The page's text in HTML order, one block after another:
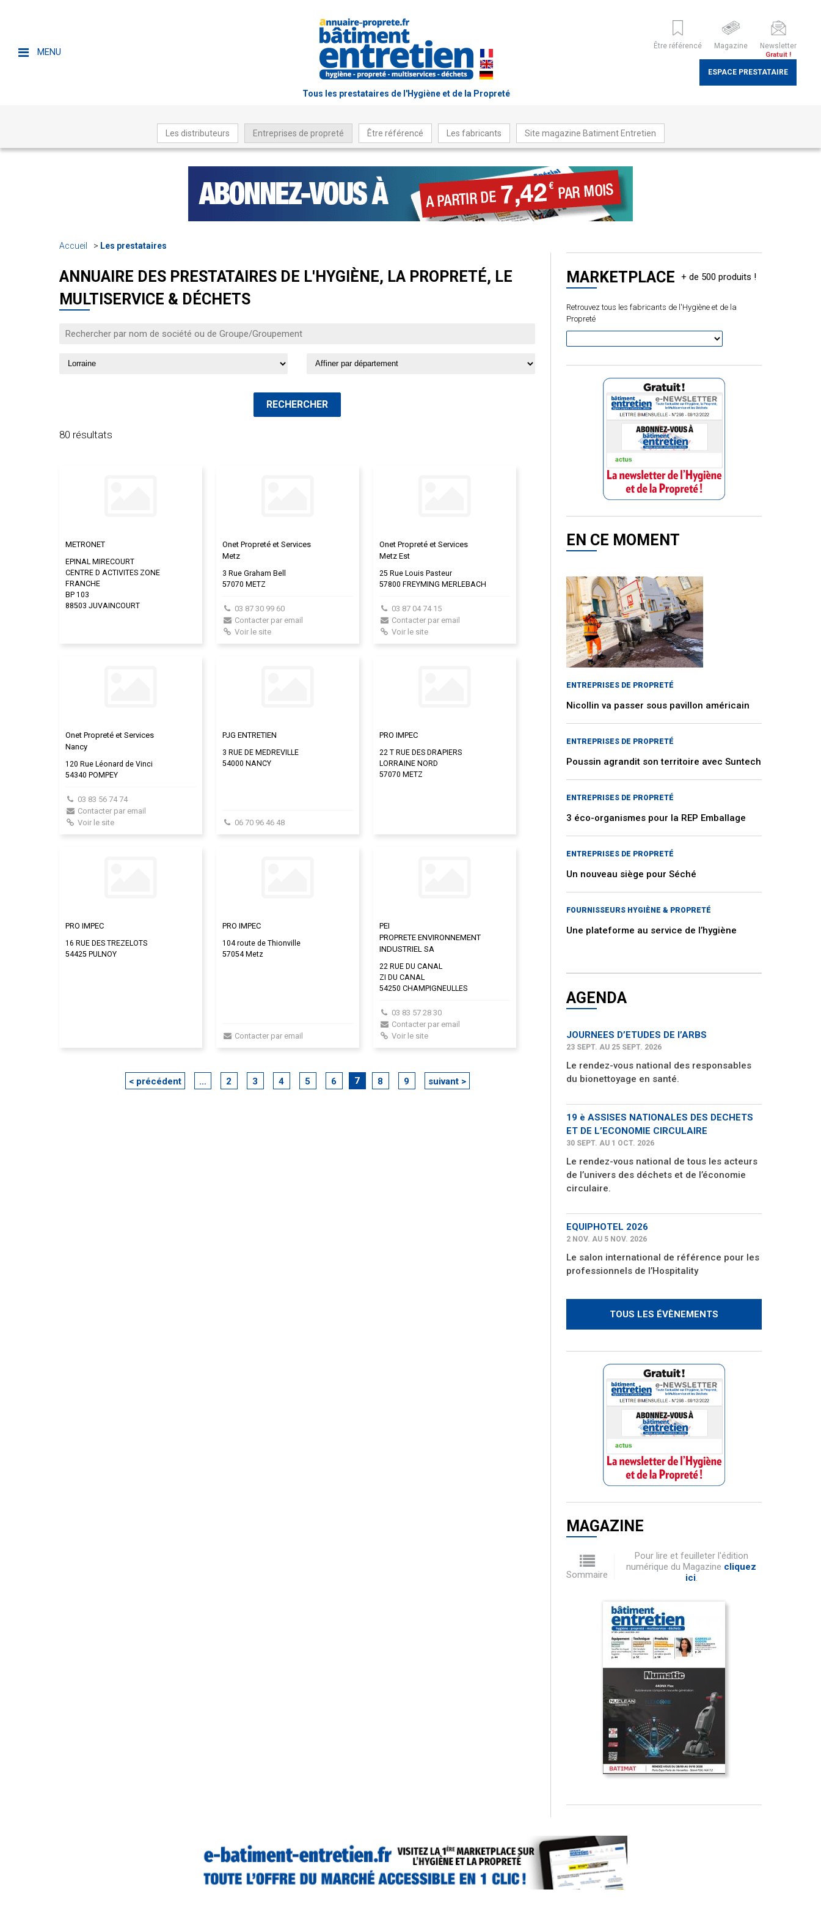
MENU
Tous les prestataires de l'Hygiène et de la Propreté
Être référencé Magazine Newsletter
Gratuit !
ESPACE PRESTATAIRE
Les distributeurs Entreprises de propreté Être référencé Les fabricants Site magazine Batiment Entretien
Accueil Les prestataires
ANNUAIRE DES PRESTATAIRES DE L'HYGIÈNE, LA PROPRETÉ, LE
MULTISERVICE & DÉCHETS
80 résultats
METRONET
EPINAL MIRECOURT
CENTRE D ACTIVITES ZONE
FRANCHE
BP 103
88503 JUVAINCOURT
Onet Propreté et Services
Metz
3 Rue Graham Bell
57070 METZ
03 87 30 99 60
Contacter par email
Voir le site
Onet Propreté et Services
Metz Est
25 Rue Louis Pasteur
57800 FREYMING MERLEBACH
03 87 04 74 15
Contacter par email
Voir le site
Onet Propreté et Services
Nancy
120 Rue Léonard de Vinci
54340 POMPEY
03 83 56 74 74
Contacter par email
Voir le site
PJG ENTRETIEN
3 RUE DE MEDREVILLE
54000 NANCY
06 70 96 46 48
PRO IMPEC
22 T RUE DES DRAPIERS
LORRAINE NORD
57070 METZ
PRO IMPEC
16 RUE DES TREZELOTS
54425 PULNOY
PRO IMPEC
104 route de Thionville
57054 Metz
Contacter par email
PEI
PROPRETE ENVIRONNEMENT
INDUSTRIEL SA
22 RUE DU CANAL
ZI DU CANAL
54250 CHAMPIGNEULLES
03 83 57 28 30
Contacter par email
Voir le site
< précédent … 2 3 4 5 6 7 8 9 suivant >
MARKETPLACE
Retrouvez tous les fabricants de l'Hygiène et de la
Propreté
EN CE MOMENT
ENTREPRISES DE PROPRETÉ
Nicollin va passer sous pavillon américain
ENTREPRISES DE PROPRETÉ
Poussin agrandit son territoire avec Suntech
ENTREPRISES DE PROPRETÉ
3 éco-organismes pour la REP Emballage
ENTREPRISES DE PROPRETÉ
Un nouveau siège pour Séché
FOURNISSEURS HYGIÈNE & PROPRETÉ
Une plateforme au service de l’hygiène
AGENDA
JOURNEES D’ETUDES DE l’ARBS
23 SEPT. AU 25 SEPT. 2026
Le rendez-vous national des responsables
du bionettoyage en santé.
19 è ASSISES NATIONALES DES DECHETS
ET DE L’ECONOMIE CIRCULAIRE
30 SEPT. AU 1 OCT. 2026
Le rendez-vous national de tous les acteurs
de l’univers des déchets et de l’économie
circulaire.
EQUIPHOTEL 2026
2 NOV. AU 5 NOV. 2026
Le salon international de référence pour les
professionnels de l’Hospitality
TOUS LES ÉVÈNEMENTS
MAGAZINE
Sommaire
Pour lire et feuilleter l'édition
numérique du Magazine cliquez
ici.